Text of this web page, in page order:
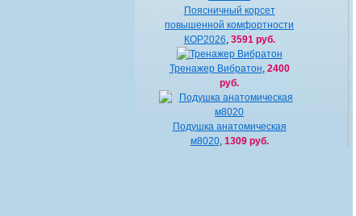
Поясничный корсет
повышенной комфортности
КОР2026 3591 руб.
Тренажер Вибратон 2400
руб.
Подушка анатомическая
м8020, 1309 руб.